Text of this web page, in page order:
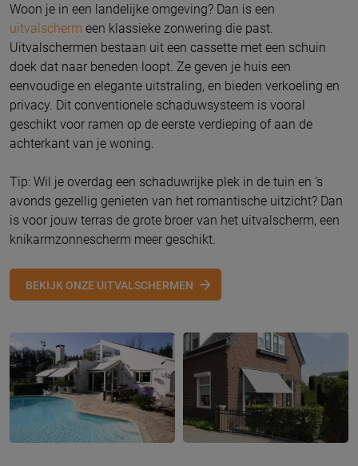
Woon je in een landelijke omgeving? Dan is een
uitvalscherm een klassieke zonwering die past.
Uitvalschermen bestaan uit een cassette met een schuin
doek dat naar beneden loopt. Ze geven je huis een
eenvoudige en elegante uitstraling, en bieden verkoeling en
privacy. Dit conventionele schaduwsysteem is vooral
geschikt voor ramen op de eerste verdieping of aan de
achterkant van je woning.
Tip: Wil je overdag een schaduwrijke plek in de tuin en ’s
avonds gezellig genieten van het romantische uitzicht? Dan
is voor jouw terras de grote broer van het uitvalscherm, een
knikarmzonnescherm meer geschikt.
BEKIJK ONZE UITVALSCHERMEN